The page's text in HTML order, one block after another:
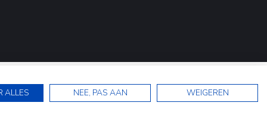
ALLES NEE, PAS AAN WEIGEREN